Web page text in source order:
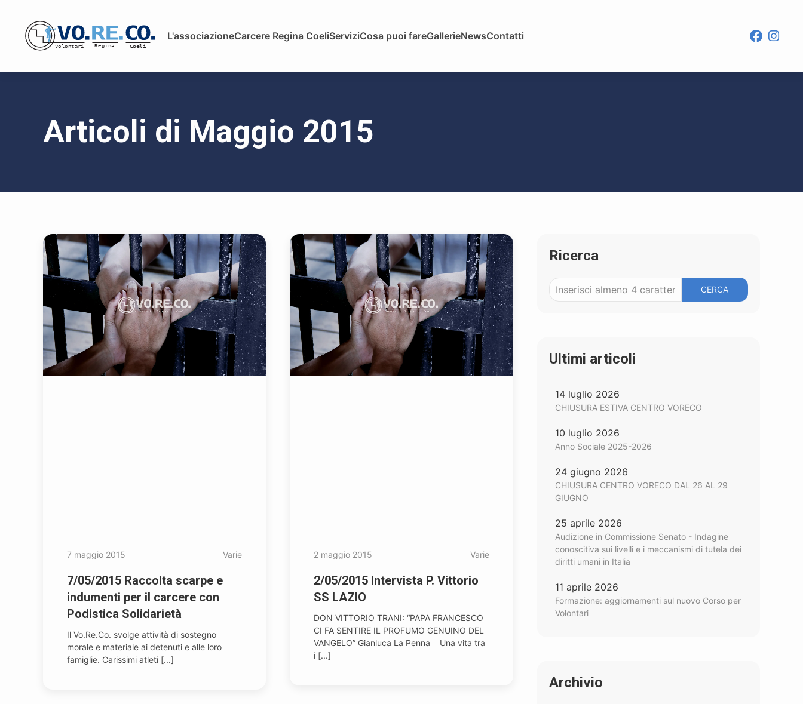
L'associazioneCarcere Regina CoeliServiziCosa puoi fareGallerieNewsContatti
Articoli di Maggio 2015
7 maggio 2015 Varie
7/05/2015 Raccolta scarpe e
indumenti per il carcere con
Podistica Solidarietà
Il Vo.Re.Co. svolge attività di sostegno
morale e materiale ai detenuti e alle loro
famiglie. Carissimi atleti [...]
2 maggio 2015 Varie
2/05/2015 Intervista P. Vittorio
SS LAZIO
DON VITTORIO TRANI: “PAPA FRANCESCO
CI FA SENTIRE IL PROFUMO GENUINO DEL
VANGELO” Gianluca La Penna Una vita tra
i [...]
Ricerca
CERCA
Ultimi articoli
14 luglio 2026
CHIUSURA ESTIVA CENTRO VORECO
10 luglio 2026
Anno Sociale 2025-2026
24 giugno 2026
CHIUSURA CENTRO VORECO DAL 26 AL 29
GIUGNO
25 aprile 2026
Audizione in Commissione Senato - Indagine
conoscitiva sui livelli e i meccanismi di tutela dei
diritti umani in Italia
11 aprile 2026
Formazione: aggiornamenti sul nuovo Corso per
Volontari
Archivio